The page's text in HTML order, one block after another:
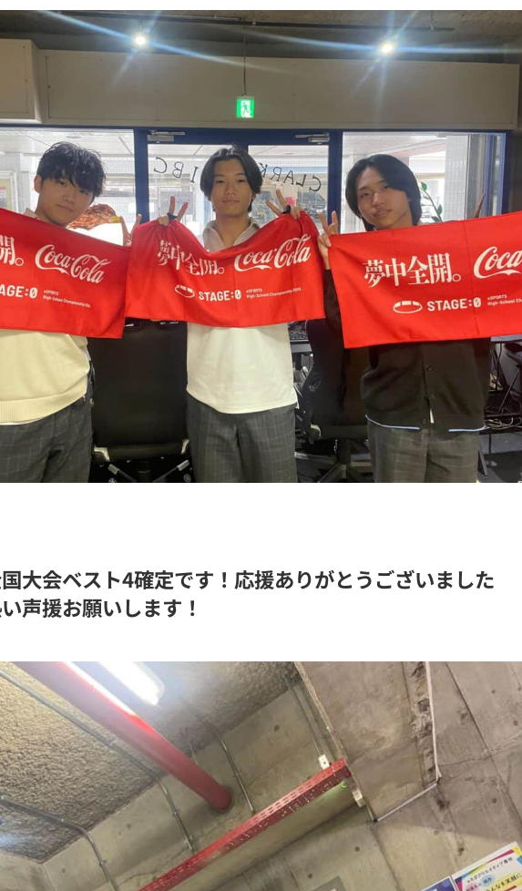
大会ベスト4確定です！応援ありがとうございました
声援お願いします！